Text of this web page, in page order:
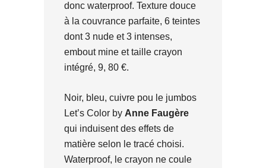
donc waterproof. Texture douce
à la couvrance parfaite, 6 teintes
dont 3 nude et 3 intenses,
embout mine et taille crayon
intégré, 9, 80 €.
Noir, bleu, cuivre pou le jumbos
Let’s Color by Anne Faugère
qui induisent des effets de
matière selon le tracé choisi.
Waterproof, le crayon ne coule